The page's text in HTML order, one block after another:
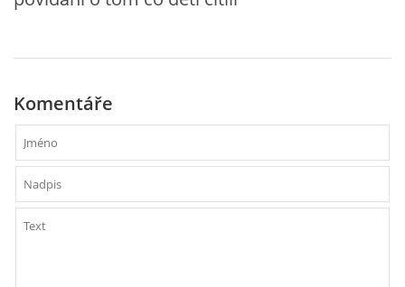
HÁDANKY K TÉMATU JARO, LÉTO, PODZIM,ZIMA
PÍSNĚ K TÉMATU JARO
Komentáře